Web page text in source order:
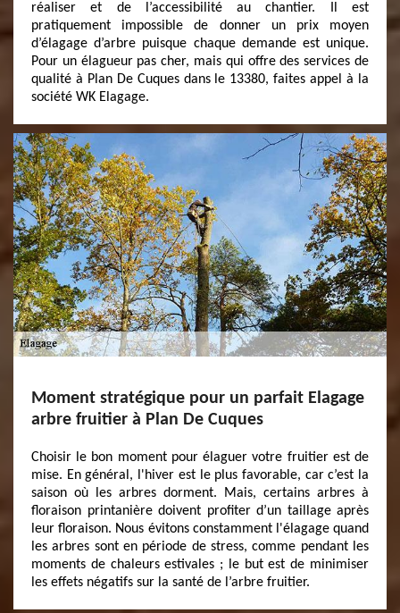
réaliser et de l’accessibilité au chantier. Il est
pratiquement impossible de donner un prix moyen
d’élagage d’arbre puisque chaque demande est unique.
Pour un élagueur pas cher, mais qui offre des services de
qualité à Plan De Cuques dans le 13380, faites appel à la
société WK Elagage.
Moment stratégique pour un parfait Elagage
arbre fruitier à Plan De Cuques
Choisir le bon moment pour élaguer votre fruitier est de
mise. En général, l'hiver est le plus favorable, car c’est la
saison où les arbres dorment. Mais, certains arbres à
floraison printanière doivent profiter d’un taillage après
leur floraison. Nous évitons constamment l'élagage quand
les arbres sont en période de stress, comme pendant les
moments de chaleurs estivales ; le but est de minimiser
les effets négatifs sur la santé de l’arbre fruitier.